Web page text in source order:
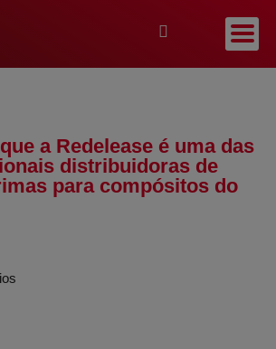
a Redelease é uma das
distribuidoras de
para compósitos do